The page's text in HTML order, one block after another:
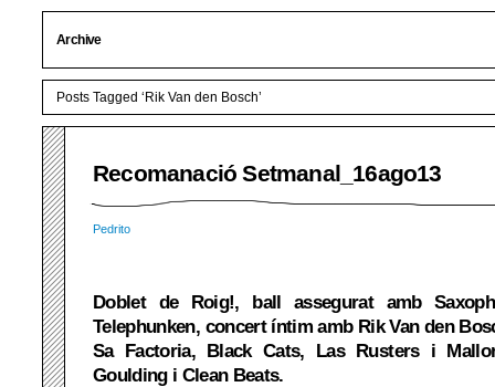
Archive
Posts Tagged ‘Rik Van den Bosch’
Recomanació Setmanal_16ago13
Pedrito
Doblet de Roig!, ball assegurat amb
Telephunken, concert íntim amb Rik Van den
Sa Factoria, Black Cats, Las Rusters i
Goulding i Clean Beats.